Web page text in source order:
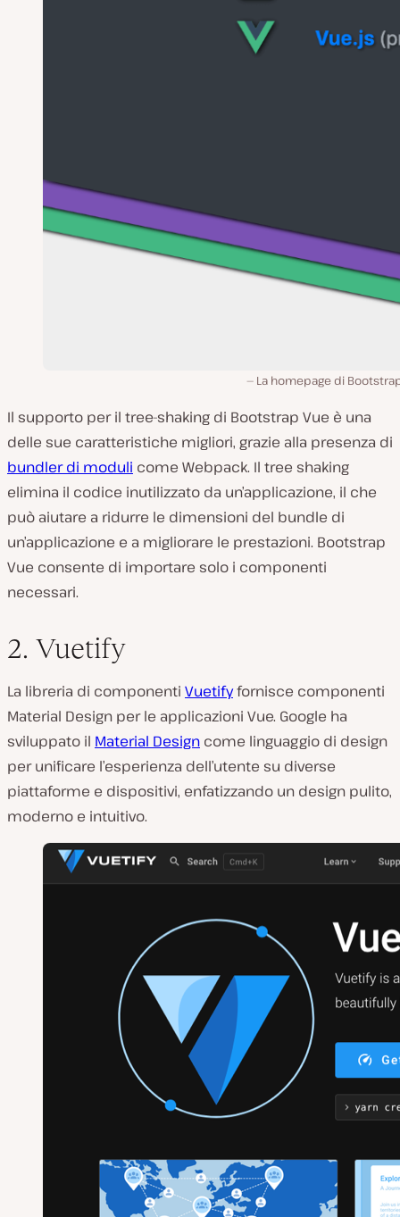
La homepage di
Il supporto per il tree-shaking di Bootstrap Vue è una
delle sue caratteristiche migliori, grazie alla presenza di
bundler di moduli come Webpack. Il tree shaking
elimina il codice inutilizzato da un’applicazione, il che
può aiutare a ridurre le dimensioni del bundle di
un’applicazione e a migliorare le prestazioni. Bootstrap
Vue consente di importare solo i componenti
necessari.
2. Vuetify
La libreria di componenti Vuetifyfornisce componenti
Material Design per le applicazioni Vue. Google ha
sviluppato il Material Design come linguaggio di design
per unificare l’esperienza dell’utente su diverse
piattaforme e dispositivi, enfatizzando un design pulito,
moderno e intuitivo.